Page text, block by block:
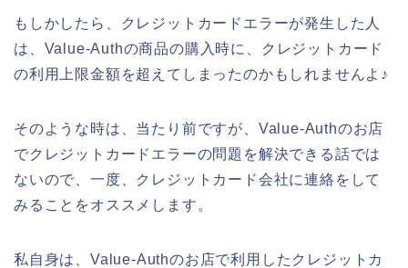
もしかしたら、クレジットカードエラーが発生した人
は、Value-Authの商品の購入時に、クレジットカード
の利用上限金額を超えてしまったのかもしれませんよ♪
そのような時は、当たり前ですが、Value-Authのお店
でクレジットカードエラーの問題を解決できる話では
ないので、一度、クレジットカード会社に連絡をして
みることをオススメします。
私自身は、Value-Authのお店で利用したクレジットカ